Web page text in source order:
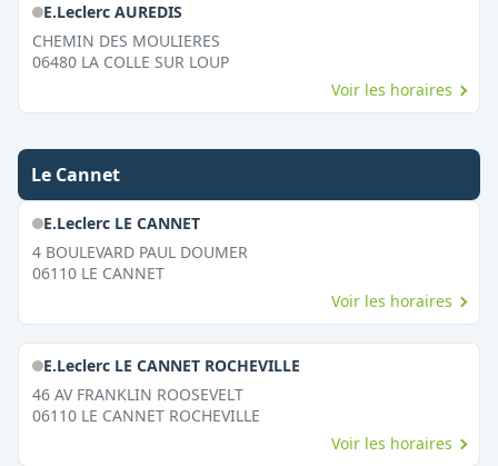
E.Leclerc AUREDIS
CHEMIN DES MOULIERES
06480 LA COLLE SUR LOUP
Voir les horaires
Le Cannet
E.Leclerc LE CANNET
4 BOULEVARD PAUL DOUMER
06110 LE CANNET
Voir les horaires
E.Leclerc LE CANNET ROCHEVILLE
46 AV FRANKLIN ROOSEVELT
06110 LE CANNET ROCHEVILLE
Voir les horaires